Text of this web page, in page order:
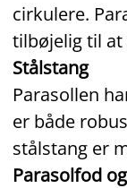
cirkulere.
tilbøjelig til
Stålstang
Parasollen
er både
stålstang er
Parasolfod